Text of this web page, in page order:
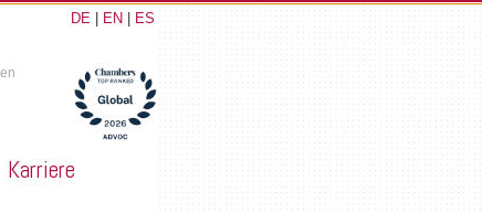
DE EN ES
Karriere